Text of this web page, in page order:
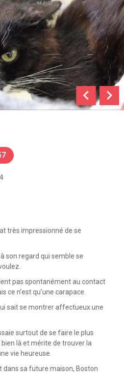
chevron_left chevron_right
très impressionné de se
son regard qui semble se
pas spontanément au contact
ce n’est qu’une carapace.
sait se montrer affectueux une
surtout de se faire le plus
là et mérite de trouver la
vie heureuse.
dans sa future maison, Boston